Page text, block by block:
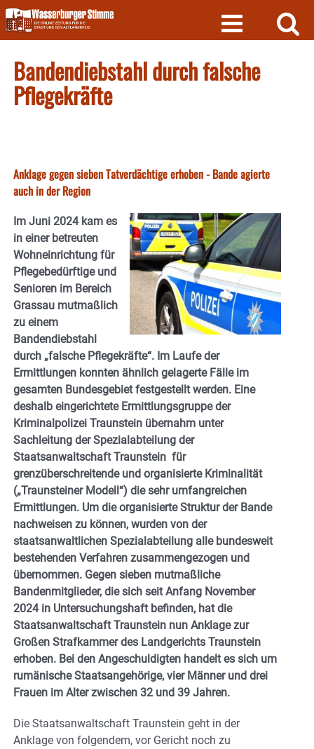
Skip
to
content
Bandendiebstahl durch falsche
Pflegekräfte
Anklage gegen sieben Tatverdächtige erhoben - Bande agierte
auch in der Region
Im Juni 2024 kam es
in einer betreuten
Wohneinrichtung für
Pflegebedürftige und
Senioren im Bereich
Grassau mutmaßlich
zu einem
Bandendiebstahl
durch „falsche Pflegekräfte“. Im Laufe der
Ermittlungen konnten ähnlich gelagerte Fälle im
gesamten Bundesgebiet festgestellt werden. Eine
deshalb eingerichtete Ermittlungsgruppe der
Kriminalpolizei Traunstein übernahm unter
Sachleitung der Spezialabteilung der
Staatsanwaltschaft Traunstein für
grenzüberschreitende und organisierte Kriminalität
(„Traunsteiner Modell“) die sehr umfangreichen
Ermittlungen. Um die organisierte Struktur der Bande
nachweisen zu können, wurden von der
staatsanwaltlichen Spezialabteilung alle bundesweit
bestehenden Verfahren zusammengezogen und
übernommen. Gegen sieben mutmaßliche
Bandenmitglieder, die sich seit Anfang November
2024 in Untersuchungshaft befinden, hat die
Staatsanwaltschaft Traunstein nun Anklage zur
Großen Strafkammer des Landgerichts Traunstein
erhoben. Bei den Angeschuldigten handelt es sich um
rumänische Staatsangehörige, vier Männer und drei
Frauen im Alter zwischen 32 und 39 Jahren.
Die Staatsanwaltschaft Traunstein geht in der
Anklage von folgendem, vor Gericht noch zu